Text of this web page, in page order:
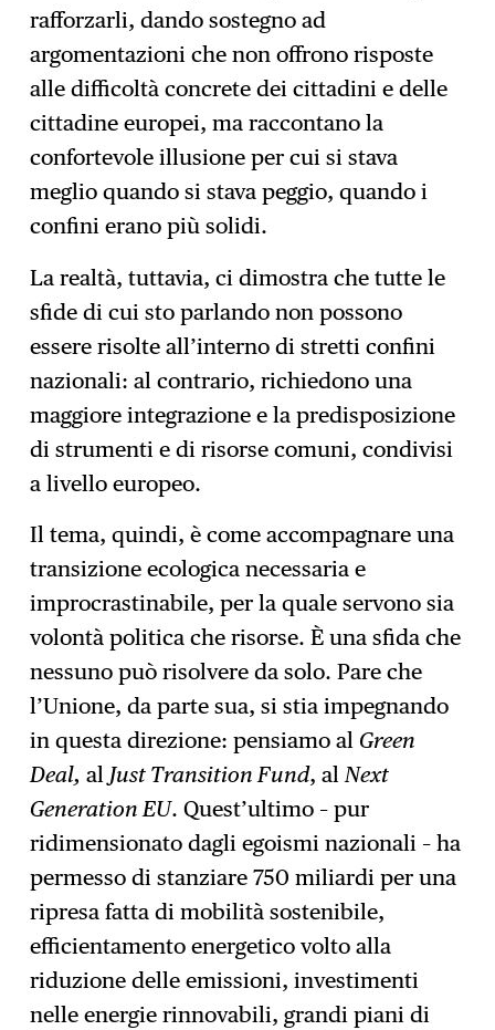
rafforzarli, dando sostegno ad
argomentazioni che non offrono risposte
alle difficoltà concrete dei cittadini e delle
cittadine europei, ma raccontano la
confortevole illusione per cui si stava
meglio quando si stava peggio, quando i
confini erano più solidi.
La realtà, tuttavia, ci dimostra che tutte le
sfide di cui sto parlando non possono
essere risolte all’interno di stretti confini
nazionali: al contrario, richiedono una
maggiore integrazione e la predisposizione
di strumenti e di risorse comuni, condivisi
a livello europeo.
Il tema, quindi, è come accompagnare una
transizione ecologica necessaria e
improcrastinabile, per la quale servono sia
volontà politica che risorse. È una sfida che
nessuno può risolvere da solo. Pare che
l’Unione, da parte sua, si stia impegnando
in questa direzione: pensiamo al Green
Deal, al Just Transition Fund, alNext
Generation EU. Quest’ultimo – pur
ridimensionato dagli egoismi nazionali – ha
permesso di stanziare 750 miliardi per una
ripresa fatta di mobilità sostenibile,
efficientamento energetico volto alla
riduzione delle emissioni, investimenti
nelle energie rinnovabili, grandi piani di